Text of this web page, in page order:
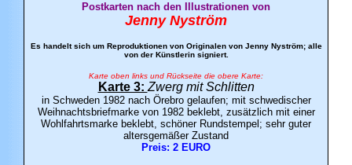
Postkarten nach den Illustrationen von
Jenny Nyström
Es handelt sich um Reproduktionen von Originalen von Jenny Nyström; alle
von der Künstlerin signiert.
Karte oben links und Rückseite die obere Karte:
Karte 3: Zwerg mit Schlitten
in Schweden 1982 nach Örebro gelaufen; mit schwedischer
Weihnachtsbriefmarke von 1982 beklebt, zusätzlich mit einer
Wohlfahrtsmarke beklebt, schöner Rundstempel; sehr guter
altersgemäßer Zustand
Preis: 2 EURO